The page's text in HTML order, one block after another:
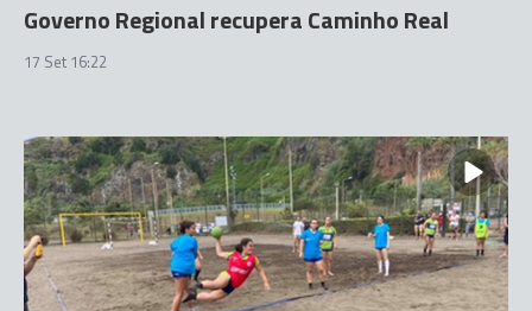
Governo Regional recupera Caminho Real
17 Set 16:22